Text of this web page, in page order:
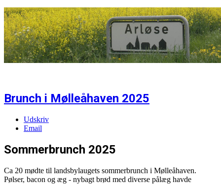
Brunch i Mølleåhaven 2025
Udskriv
Email
Sommerbrunch 2025
Ca 20 mødte til landsbylaugets sommerbrunch i Mølleåhaven.
Pølser, bacon og æg - nybagt brød med diverse pålæg havde